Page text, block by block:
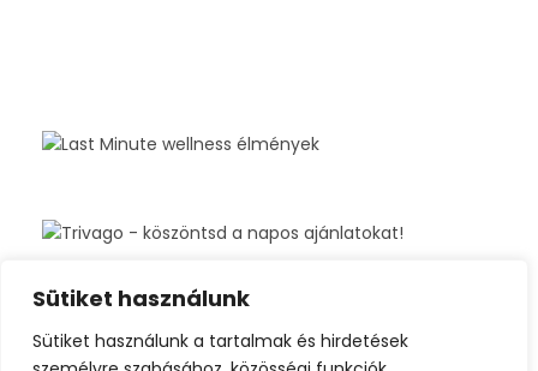
Sütiket használunk
Sütiket használunk a tartalmak és hirdetések